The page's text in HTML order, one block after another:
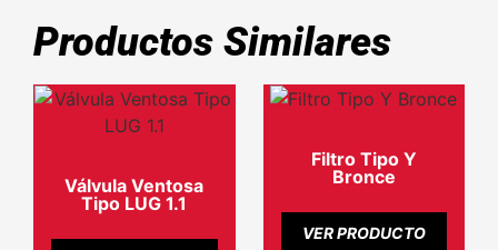
Productos Similares
Válvula Ventosa
Tipo LUG 1.1
Filtro Tipo Y
Bronce
VER PRODUCTO